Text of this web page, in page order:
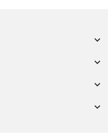



